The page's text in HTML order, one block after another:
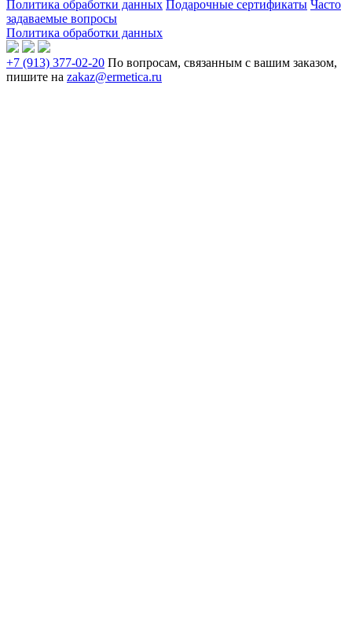
Политика обработки данных Подарочные сертификаты Часто
задаваемые вопросы
Политика обработки данных
+7 (913) 377-02-20 По вопросам, связанным с вашим заказом,
пишите на zakaz@ermetica.ru